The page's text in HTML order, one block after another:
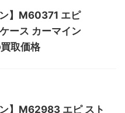
ン】M60371 エピ
ース カーマイン
取価格
ン】M62983 エピ スト